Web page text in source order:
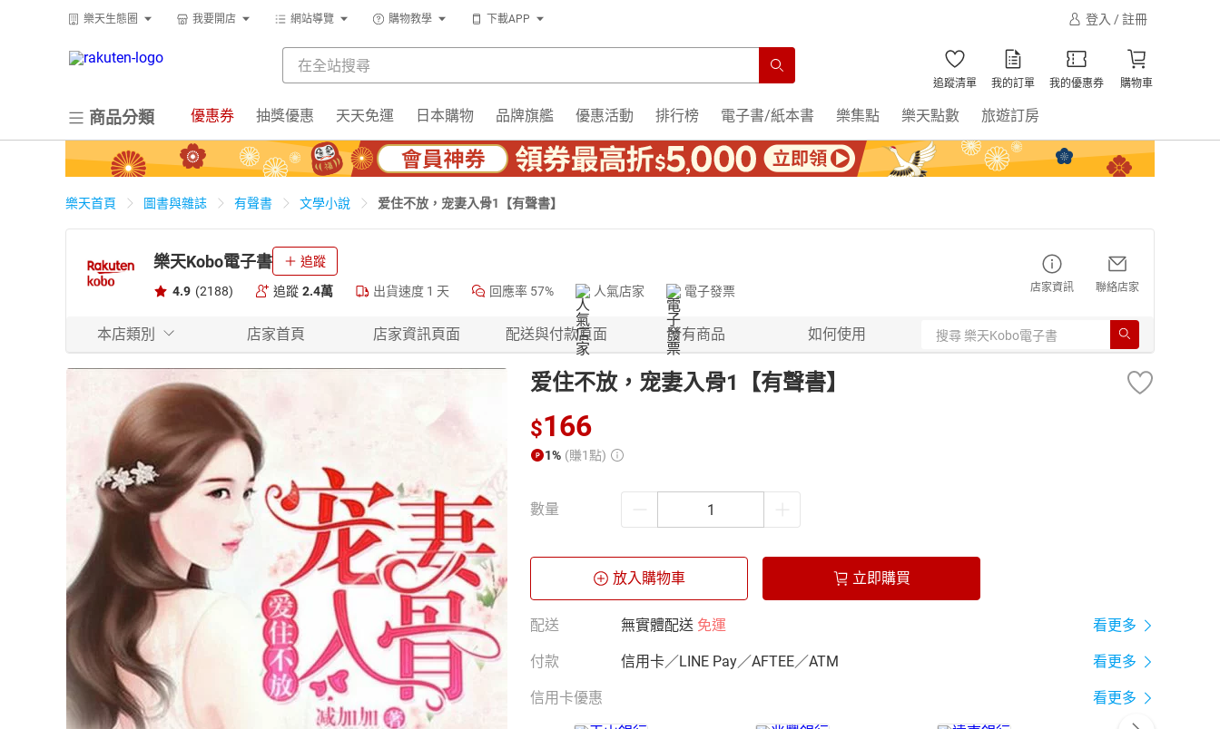
樂天生態圈 我要開店 網站導覽 購物教學 下載APP 登入 / 註冊
追蹤清單 我的訂單 我的優惠券 購物車
商品分類 優惠券 抽獎優惠 天天免運 日本購物 品牌旗艦 優惠活動 排行榜 電子書/紙本書 樂集點 樂天點數 旅遊訂房
樂天首頁 圖書與雜誌 有聲書 文學小說 爱住不放，宠妻入骨1【有聲書】
樂天Kobo電子書 追蹤
4.9 (2188) 追蹤 2.4萬 出貨速度 1 天 回應率 57% 人氣店家 電子發票 店家資訊 聯絡店家
本店類別 店家首頁 店家資訊頁面 配送與付款頁面 所有商品 如何使用
爱住不放，宠妻入骨1【有聲書】
$166
1% (賺1點)
數量
放入購物車 立即購買
配送 無實體配送 免運 看更多
付款 信用卡／LINE Pay／AFTEE／ATM 看更多
信用卡優惠 看更多